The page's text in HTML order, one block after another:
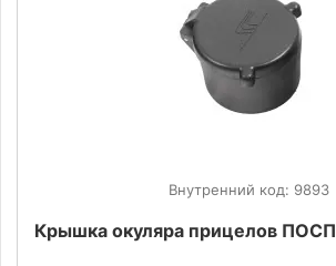
Внутренний код: 9893
Крышка окуляра прицелов ПОСП